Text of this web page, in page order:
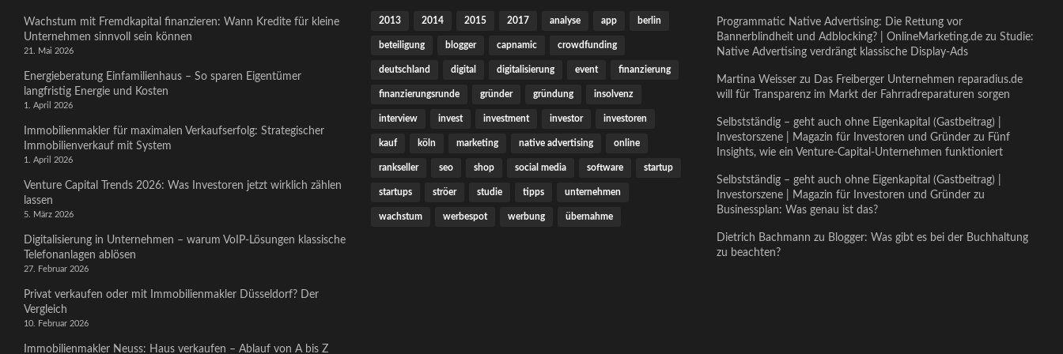
Wachstum mit Fremdkapital finanzieren: Wann Kredite für kleine
Unternehmen sinnvoll sein können
21. Mai 2026
Energieberatung Einfamilienhaus – So sparen Eigentümer
langfristig Energie und Kosten
1. April 2026
Immobilienmakler für maximalen Verkaufserfolg: Strategischer
Immobilienverkauf mit System
1. April 2026
Venture Capital Trends 2026: Was Investoren jetzt wirklich zählen
lassen
5. März 2026
Digitalisierung in Unternehmen – warum VoIP-Lösungen klassische
Telefonanlagen ablösen
27. Februar 2026
Privat verkaufen oder mit Immobilienmakler Düsseldorf? Der
Vergleich
10. Februar 2026
Immobilienmakler Neuss: Haus verkaufen – Ablauf von A bis Z
2013 2014 2015 2017 analyse app berlin
beteiligung blogger capnamic crowdfunding
deutschland digital digitalisierung event finanzierung
finanzierungsrunde gründer gründung insolvenz
interview invest investment investor investoren
kauf köln marketing native advertising online
rankseller seo shop social media software startup
startups ströer studie tipps unternehmen
wachstum werbespot werbung übernahme
Programmatic Native Advertising: Die Rettung vor
Bannerblindheit und Adblocking? | OnlineMarketing.de zu Studie:
Native Advertising verdrängt klassische Display-Ads
Martina Weisser zu Das Freiberger Unternehmen reparadius.de
will für Transparenz im Markt der Fahrradreparaturen sorgen
Selbstständig – geht auch ohne Eigenkapital (Gastbeitrag) |
Investorszene | Magazin für Investoren und Gründer zu Fünf
Insights, wie ein Venture-Capital-Unternehmen funktioniert
Selbstständig – geht auch ohne Eigenkapital (Gastbeitrag) |
Investorszene | Magazin für Investoren und Gründer zu
Businessplan: Was genau ist das?
Dietrich Bachmann zu Blogger: Was gibt es bei der Buchhaltung
zu beachten?